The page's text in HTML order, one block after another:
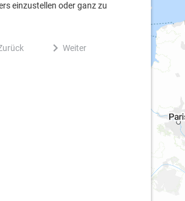
einzustellen oder ganz zu
Weiter